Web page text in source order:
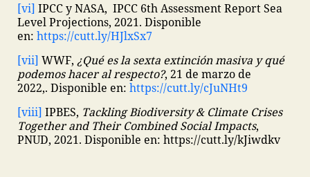
[vi] IPCC y NASA, IPCC 6th Assessment Report Sea
Level Projections, 2021. Disponible
en: https://cutt.ly/HJlxSx7
[vii] WWF, ¿Qué es la sexta extinción masiva y qué
podemos hacer al respecto?, 21 de marzo de
2022,. Disponible en: https://cutt.ly/cJuNHt9
[viii] IPBES, Tackling Biodiversity & Climate Crises
Together and Their Combined Social Impacts,
PNUD, 2021. Disponible en: https://cutt.ly/kJiwdkv